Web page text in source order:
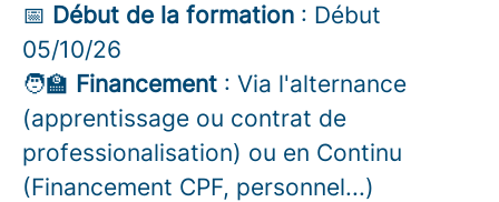
📅 Début de la formation : Début
05/10/26
🧑‍🏫 Financement : Via l'alternance
(apprentissage ou contrat de
professionalisation) ou en Continu
(Financement CPF, personnel...)